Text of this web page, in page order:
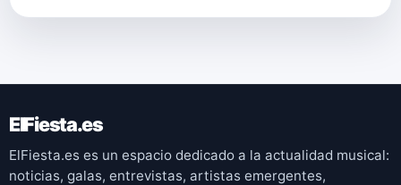
ElFiesta.es
ElFiesta.es es un espacio dedicado a la actualidad musical:
noticias, galas, entrevistas, artistas emergentes,